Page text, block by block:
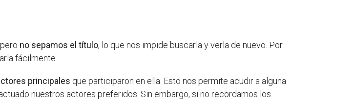
no sepamos el título, lo que nos impide buscarla y verla de nuevo. Por
fácilmente.
principales que participaron en ella. Esto nos permite acudir a alguna
nuestros actores preferidos. Sin embargo, si no recordamos los